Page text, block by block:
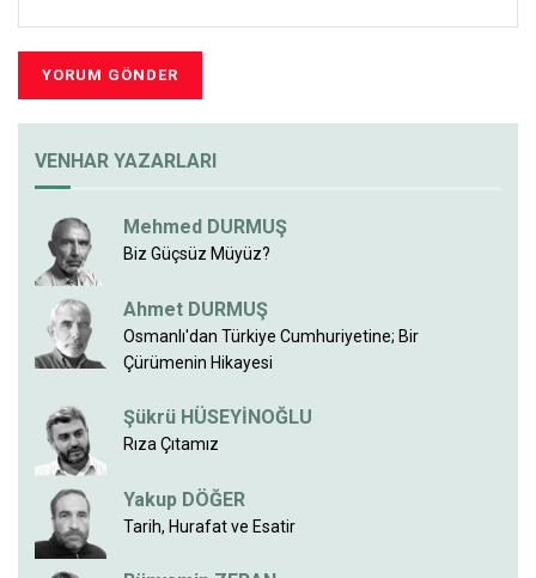
VENHAR YAZARLARI
Mehmed DURMUŞ
Biz Güçsüz Müyüz?
Ahmet DURMUŞ
Osmanlı'dan Türkiye Cumhuriyetine; Bir
Çürümenin Hikayesi
Şükrü HÜSEYİNOĞLU
Rıza Çıtamız
Yakup DÖĞER
Tarih, Hurafat ve Esatir